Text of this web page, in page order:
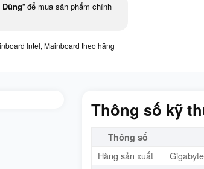
” để mua sản phẩm chính
Intel, Mainboard theo hãng
Thông số kỹ
Thông số
Hãng sản xuất
Gigabyte